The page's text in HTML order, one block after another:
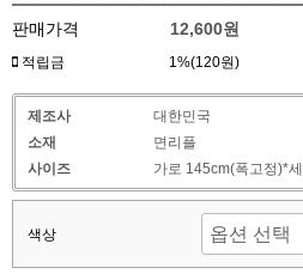
판매가격 12,600원
적립금 1%(120원)
제조사
대한민국
소재
면리플
사이즈
가로 145cm(폭고정)*
색상